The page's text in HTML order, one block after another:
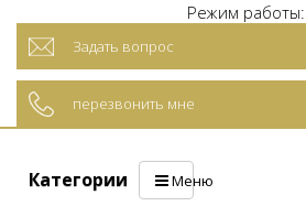
Режим
Задать вопрос
перезвонить мне
Категории Меню